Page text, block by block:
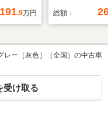
/両側電
テム/シ
ザー/ヘ
接続
191.9万円
型ナビ 全周
車 シートヒ
障害物セン
グ ETC2.0
総額：
レー［灰色］（全国）の中古車
受け取る